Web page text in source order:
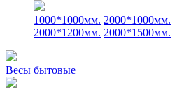
1000*1000мм. 2000*1000мм.
2000*1200мм. 2000*1500мм.
Весы бытовые